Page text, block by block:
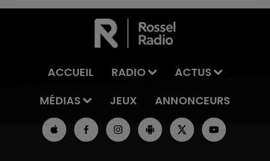
ACCUEIL RADIO
ACTUS
MÉDIAS
JEUX ANNONCEURS